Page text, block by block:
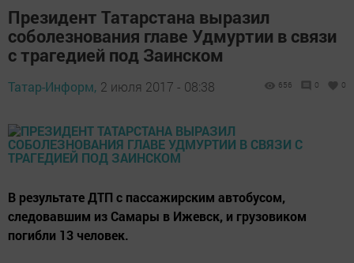
Президент Татарстана выразил
соболезнования главе Удмуртии в связи
с трагедией под Заинском
Татар-Информ, 2 июля 2017 - 08:38 656 0 0
В результате ДТП с пассажирским автобусом,
следовавшим из Самары в Ижевск, и грузовиком
погибли 13 человек.